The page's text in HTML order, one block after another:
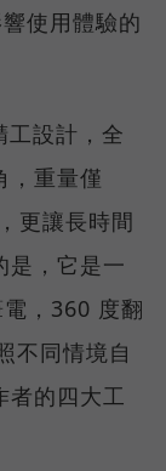
使用體驗的
設計，全
，重量僅
更讓長時間
是，它是一
，360 度翻
不同情境自
者的四大工